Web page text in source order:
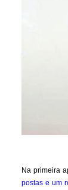
Na primeira
postas e um